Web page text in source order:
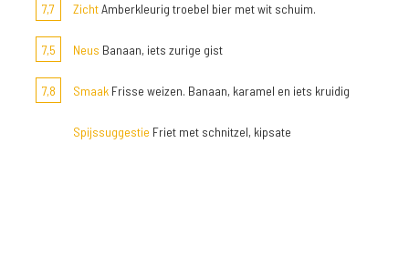
7,7
ZichtAmberkleurig troebel bier met wit schuim.
7,5 Neus Banaan, iets zurige gist
7,8 Smaak Frisse weizen. Banaan, karamel en iets kruidig
Spijssuggestie Friet met schnitzel, kipsate